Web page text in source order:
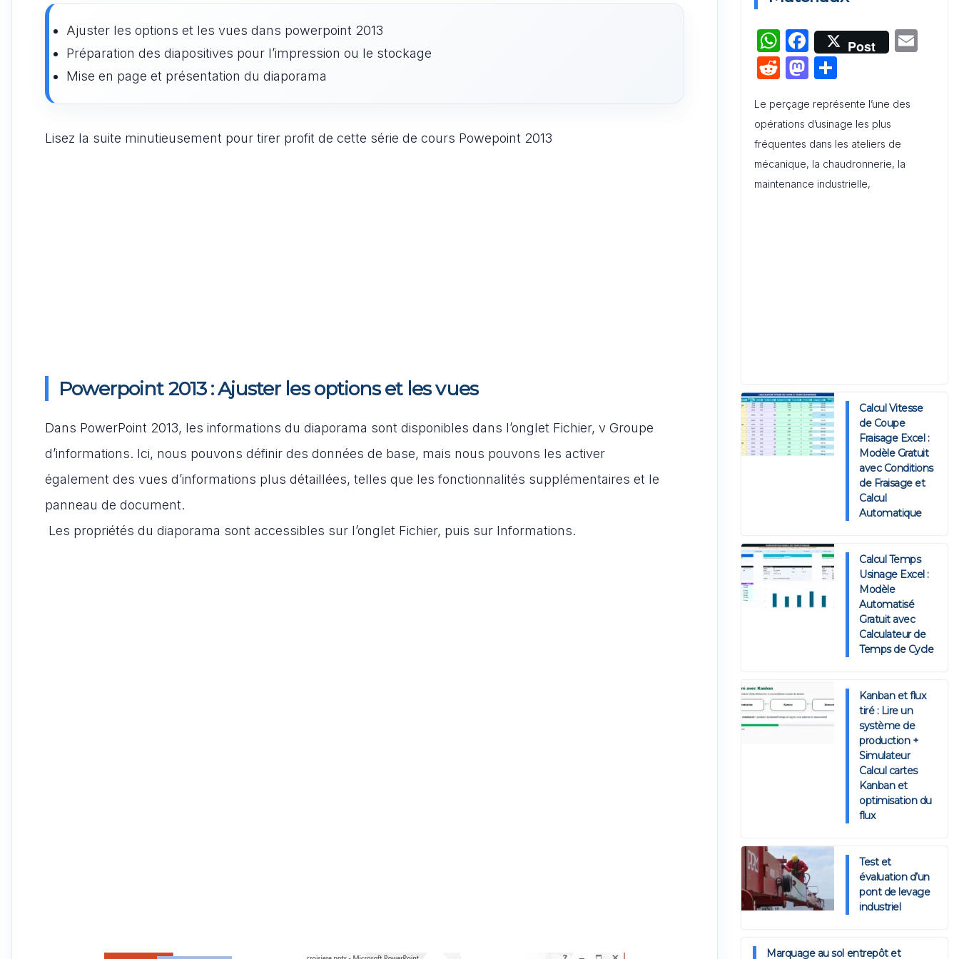
Ajuster les options et les vues dans powerpoint 2013
Préparation des diapositives pour l’impression ou le stockage
Mise en page et présentation du diaporama
Lisez la suite minutieusement pour tirer profit de cette série de cours Powepoint 2013
Powerpoint 2013 : Ajuster les options et les vues
Dans PowerPoint 2013, les informations du diaporama sont disponibles dans l’onglet Fichier, v Groupe
d’informations. Ici, nous pouvons définir des données de base, mais nous pouvons les activer
également des vues d’informations plus détaillées, telles que les fonctionnalités supplémentaires et le
panneau de document.
Les propriétés du diaporama sont accessibles sur l’onglet Fichier, puis sur Informations.
Audit de Communication
Interne et Externe : Canevas
Word
W
h
at
s
A
p
p
F
a
c
e
b
o
o
Post
R
d
di
t
M
st
o
d
o
ta
g
er
Le perçage représente l’une des
opérations d’usinage les plus
fréquentes dans les ateliers de
mécanique, la chaudronnerie, la
maintenance industrielle,
Calcul Vitesse
de Coupe
Fraisage Excel :
Modèle Gratuit
avec Conditions
de Fraisage et
Calcul
Automatique
Calcul Temps
Usinage Excel :
Modèle
Automatisé
Gratuit avec
Calculateur de
Temps de Cycle
Kanban et flux
tiré : Lire un
système de
production +
Simulateur
Calcul cartes
Kanban et
optimisation du
flux
Test et
évaluation d’un
pont de levage
industriel
Marquage au sol entrepôt et